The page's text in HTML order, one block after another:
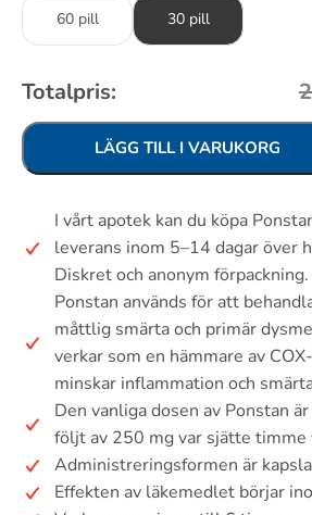
60 pill 30 pill
Totalpris:
LÄGG TILL I VARUKORG
I vårt apotek kan du köpa
leverans inom 5–14 dagar över
Diskret och anonym förpackning.
Ponstan används för att
måttlig smärta och primär
verkar som en hämmare av
minskar inflammation och
Den vanliga dosen av Ponstan
följt av 250 mg var sjätte timme
Administreringsformen är
Effekten av läkemedlet börjar